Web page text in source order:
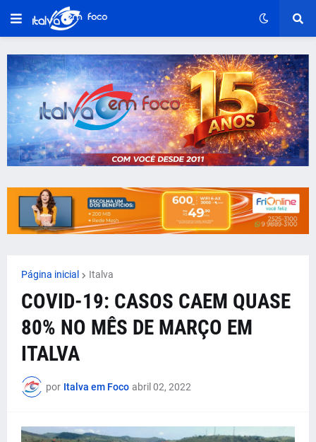
Página inicial Italva
COVID-19: CASOS CAEM QUASE
80% NO MÊS DE MARÇO EM
ITALVA
por Italva em Foco abril 02, 2022